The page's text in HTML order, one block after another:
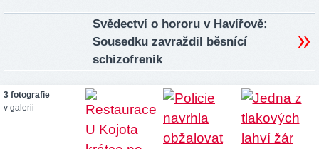
Svědectví o hororu v Havířově:
Sousedku zavraždil běsnící
schizofrenik
3 fotografie
v galerii